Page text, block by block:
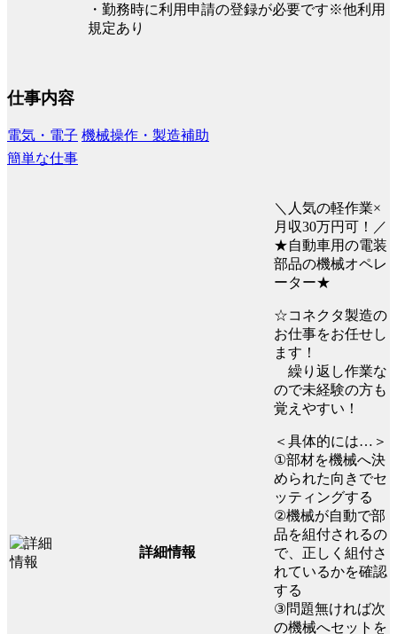
・勤務時に利用申請の登録が必要です※他利用
規定あり
仕事内容
電気・電子 機械操作・製造補助
簡単な仕事
詳細情報
＼人気の軽作業×
月収30万円可！／
★自動車用の電装
部品の機械オペレ
ーター★
☆コネクタ製造の
お仕事をお任せし
ます！
繰り返し作業な
ので未経験の方も
覚えやすい！
＜具体的には…＞
①部材を機械へ決
められた向きでセ
ッティングする
②機械が自動で部
品を組付されるの
で、正しく組付さ
れているかを確認
する
③問題無ければ次
の機械へセットを